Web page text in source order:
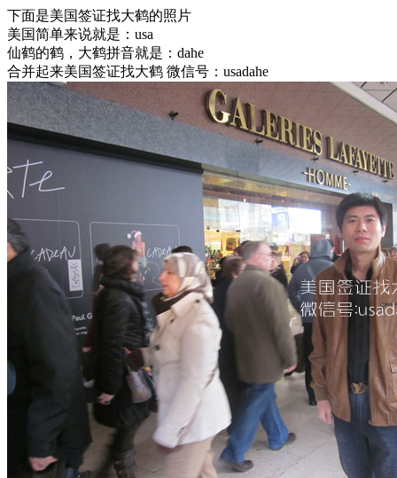
下面是美国签证找大鹤的照片
美国简单来说就是：usa
仙鹤的鹤，大鹤拼音就是：dahe
合并起来美国签证找大鹤 微信号：usadahe